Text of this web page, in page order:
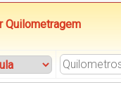
Quilometragem